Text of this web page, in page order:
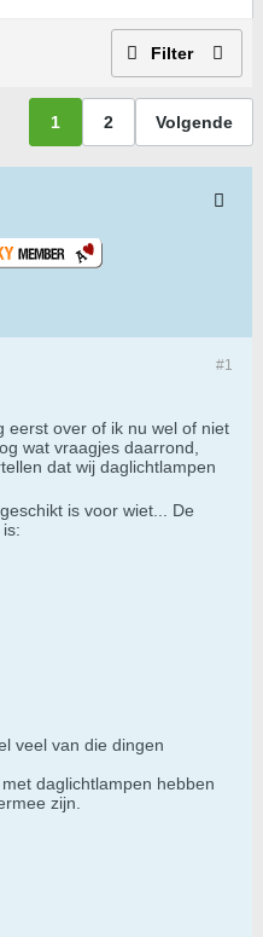
Filter
1 2 Volgende
#1
eerst over of ik nu wel of niet
wat vraagjes daarrond,
dat wij daglichtlampen
is voor wiet... De
veel van die dingen
daglichtlampen hebben
zijn.